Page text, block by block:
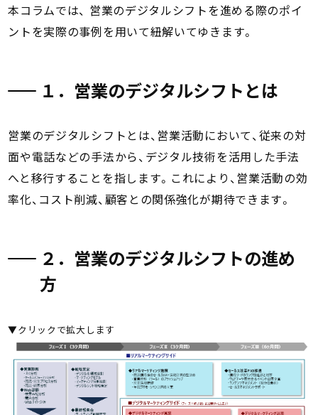
本コラムでは、 営業のデジタルシフトを進める際のポイ
ントを実際の事例を用いて紐解いてゆきます。
１．営業のデジタルシフトとは
営業のデジタルシフトとは、営業活動において、従来の対
面や電話などの手法から、デジタル技術を活用した手法
へと移行することを指します。これにより、営業活動の効
率化、コスト削減、顧客との関係強化が期待できます。
２．営業のデジタルシフトの進め
方
▼クリックで拡大します